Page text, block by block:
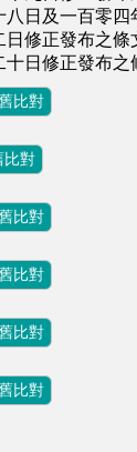
日及一百零
修正發布之條
日修正發布之
比對
比對
比對
比對
比對
比對